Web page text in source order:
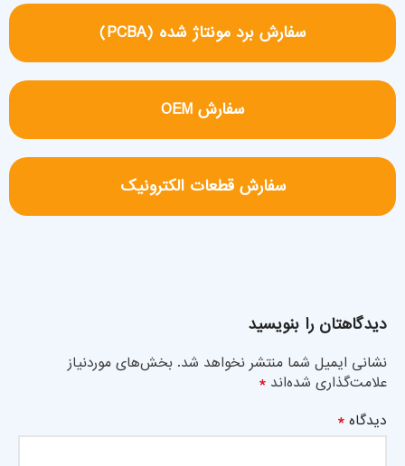
سفارش برد مونتاژ شده (PCBA)
سفارش OEM
سفارش قطعات الکترونیک
دیدگاهتان را بنویسید
نشانی ایمیل شما منتشر نخواهد شد. بخش‌های موردنیاز
علامت‌گذاری شده‌اند *
دیدگاه *